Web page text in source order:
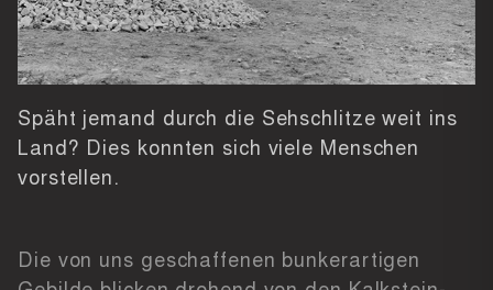
Späht jemand durch die Sehschlitze weit ins
Land? Dies konnten sich viele Menschen
vorstellen.
Die von uns geschaffenen bunkerartigen